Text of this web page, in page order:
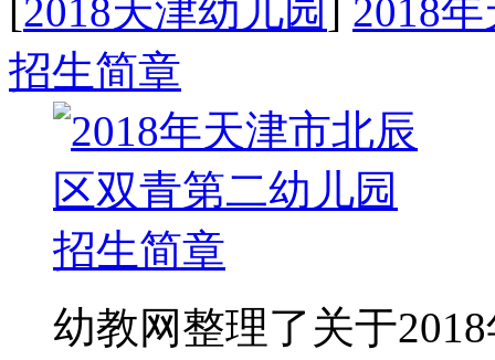
2018天津幼儿园
2018
招生简章
幼教网整理了关于